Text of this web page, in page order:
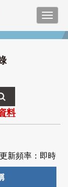
料
新頻率：即時